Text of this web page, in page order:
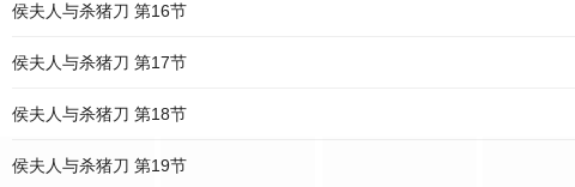
侯夫人与杀猪刀 第16节
侯夫人与杀猪刀 第17节
侯夫人与杀猪刀 第18节
侯夫人与杀猪刀 第19节